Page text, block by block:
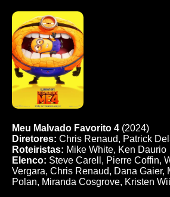
Meu Malvado Favorito 4 (2024)
Diretores: Chris Renaud, Patrick
Roteiristas: Mike White, Ken Daurio
Elenco: Steve Carell, Pierre Coffin,
Vergara, Chris Renaud, Dana Gaier,
Polan, Miranda Cosgrove, Kristen